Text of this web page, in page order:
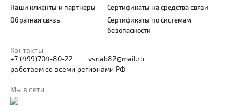
Наши клиенты и партнеры
Обратная связь
Сертификаты на средства связи
Сертификаты по системам
безопасности
Контакты
+7 (499)704-80-22
vsnab82@mail.ru
работаем со всеми регионами РФ
Мы в сети